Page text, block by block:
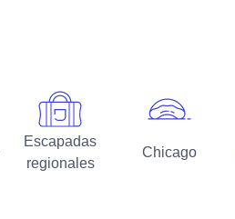
Escapadas
regionales
Chicago